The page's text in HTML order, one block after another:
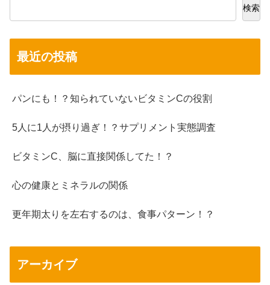
検索
最近の投稿
パンにも！？知られていないビタミンCの役割
5人に1人が摂り過ぎ！？サプリメント実態調査
ビタミンC、脳に直接関係してた！？
心の健康とミネラルの関係
更年期太りを左右するのは、食事パターン！？
アーカイブ